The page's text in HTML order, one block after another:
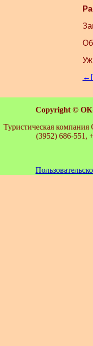
Copyright ©
Туристическая
(3952) 686-551,